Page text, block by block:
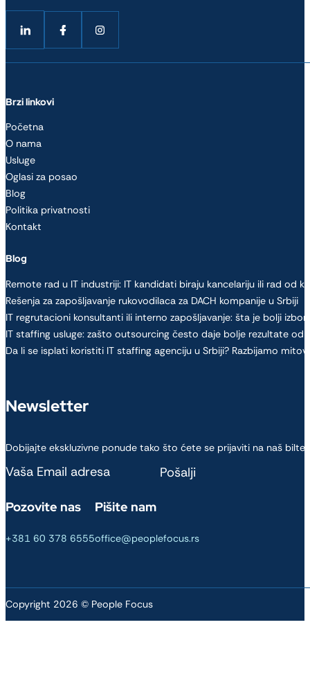
Follow me on LinkedIn
Follow me on Facebook
Follow me on Facebook
Brzi linkovi
Početna
O nama
Usluge
Oglasi za posao
Blog
Politika privatnosti
Kontakt
Blog
Remote rad u IT industriji: IT kandidati biraju kancelariju ili rad od
Rešenja za zapošljavanje rukovodilaca za DACH kompanije u Srbiji
IT regrutacioni konsultanti ili interno zapošljavanje: šta je bolji
IT staffing usluge: zašto outsourcing često daje bolje rezultate od
Da li se isplati koristiti IT staffing agenciju u Srbiji? Razbijamo
Newsletter
Dobijajte ekskluzivne ponude tako što ćete se prijaviti na naš
Section Pošalji
Pozovite nas
+381 60 378 6555
Pišite nam
office@peoplefocus.rs
Copyright 2026 © People Focus